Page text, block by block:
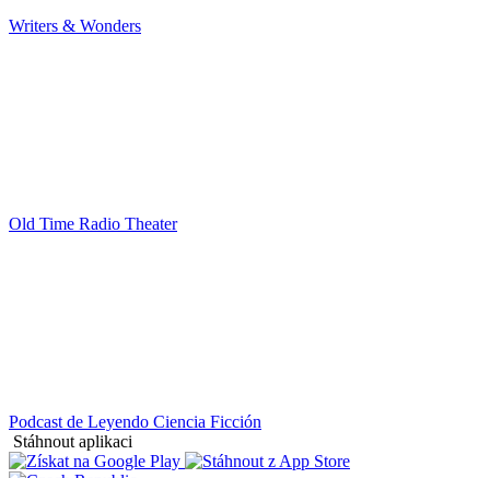
Writers & Wonders
Old Time Radio Theater
Podcast de Leyendo Ciencia Ficción
Stáhnout aplikaci